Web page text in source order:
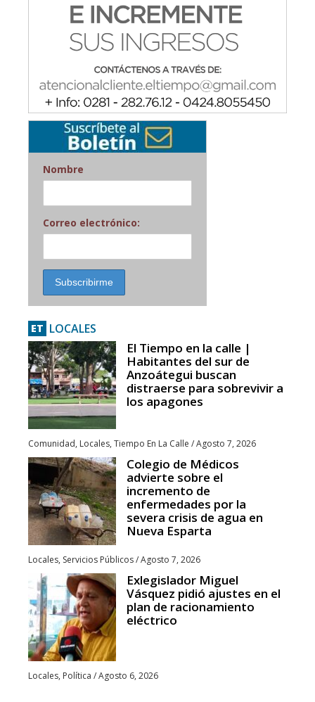
Nombre
Correo electrónico:
ET LOCALES
El Tiempo en la calle |
Habitantes del sur de
Anzoátegui buscan
distraerse para sobrevivir a
los apagones
Comunidad, Locales, Tiempo En La Calle /Agosto 7, 2026
Colegio de Médicos
advierte sobre el
incremento de
enfermedades por la
severa crisis de agua en
Nueva Esparta
Locales, Servicios Públicos/Agosto 7, 2026
Exlegislador Miguel
Vásquez pidió ajustes en el
plan de racionamiento
eléctrico
Locales, Política /Agosto 6, 2026